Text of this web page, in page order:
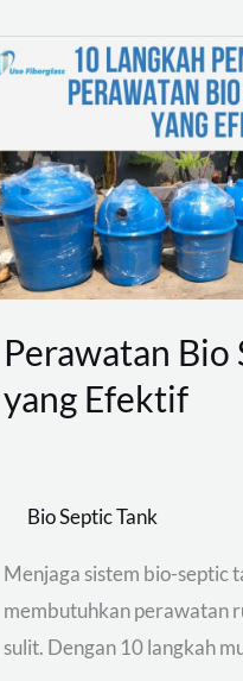
Perawatan Bio
yang Efektif
Bio Septic Tank
Menjaga sistem bio-septic
membutuhkan perawatan
sulit. Dengan 10 langkah
Perawatan
Tank
yang
Efektif